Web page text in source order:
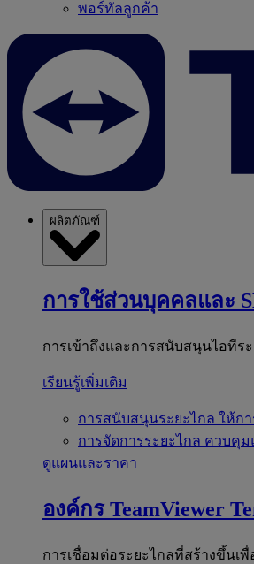
พอร์ทัลลูกค้า
ผลิตภัณฑ์
การใช้ส่วนบุคคลและ
การเข้าถึงและการสนับสนุนไอทีร
เรียนรู้เพิ่มเติม
การสนับสนุนระยะไกล ให้ก
การจัดการระยะไกล ควบคุม
ดูแผนและราคา
องค์กร TeamViewer
การเชื่อมต่อระยะไกลที่สร้างขึ้นเ